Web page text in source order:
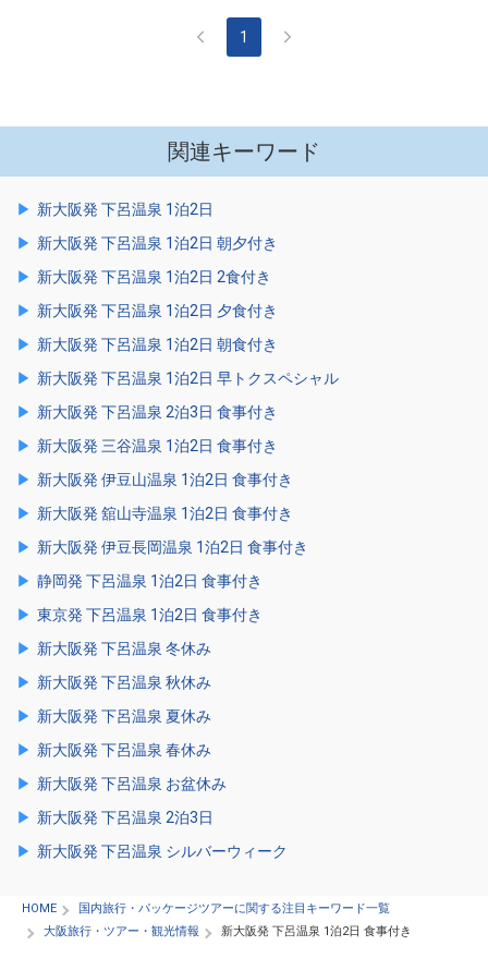
1
関連キーワード
新大阪発 下呂温泉 1泊2日
新大阪発 下呂温泉 1泊2日 朝夕付き
新大阪発 下呂温泉 1泊2日 2食付き
新大阪発 下呂温泉 1泊2日 夕食付き
新大阪発 下呂温泉 1泊2日 朝食付き
新大阪発 下呂温泉 1泊2日 早トクスペシャル
新大阪発 下呂温泉 2泊3日 食事付き
新大阪発 三谷温泉 1泊2日 食事付き
新大阪発 伊豆山温泉 1泊2日 食事付き
新大阪発 舘山寺温泉 1泊2日 食事付き
新大阪発 伊豆長岡温泉 1泊2日 食事付き
静岡発 下呂温泉 1泊2日 食事付き
東京発 下呂温泉 1泊2日 食事付き
新大阪発 下呂温泉 冬休み
新大阪発 下呂温泉 秋休み
新大阪発 下呂温泉 夏休み
新大阪発 下呂温泉 春休み
新大阪発 下呂温泉 お盆休み
新大阪発 下呂温泉 2泊3日
新大阪発 下呂温泉 シルバーウィーク
HOME
国内旅行・パッケージツアーに関する注目キーワード一覧
大阪旅行・ツアー・観光情報
新大阪発 下呂温泉 1泊2日 食事付き